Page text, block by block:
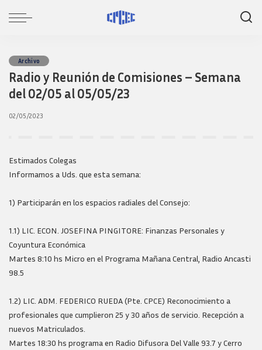
Archivo
Radio y Reunión de Comisiones – Semana
del 02/05 al 05/05/23
02/05/2023
Estimados Colegas
Informamos a Uds. que esta semana:
1) Participarán en los espacios radiales del Consejo:
1.1) LIC. ECON. JOSEFINA PINGITORE: Finanzas Personales y
Coyuntura Económica
Martes 8:10 hs Micro en el Programa Mañana Central, Radio Ancasti
98.5
1.2) LIC. ADM. FEDERICO RUEDA (Pte. CPCE) Reconocimiento a
profesionales que cumplieron 25 y 30 años de servicio. Recepción a
nuevos Matriculados.
Martes 18:30 hs programa en Radio Difusora Del Valle 93.7 y Cerro